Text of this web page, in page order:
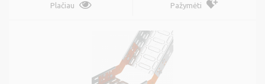
Plačiau Pažymėti